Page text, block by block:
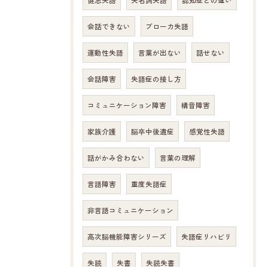
会話できない ブローカ失語
運動性失語 言葉が出ない 話せない
会話障害 失語症の接し方
コミュニケーション障害 構音障害
家族介護 脳卒中後遺症 感覚性失語
話がかみ合わない 言葉の理解
言語障害 重度失語症
非言語コミュニケーション
高次脳機能障害シリーズ 失語症リハビリ
失読 失書 失読失書